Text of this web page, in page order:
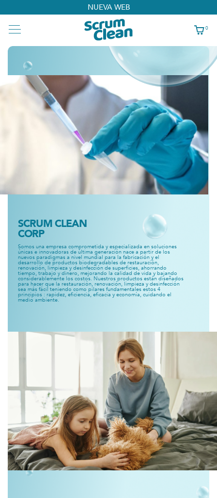
NUEVA WEB
0
SCRUM CLEAN
CORP
Somos una empresa comprometida y especializada en soluciones
únicas e innovadoras de última generación nace a partir de los
nuevos paradigmas a nivel mundial para la fabricación y el
desarrollo de productos biodegradables de restauración,
renovación, limpieza y desinfección de superficies, ahorrando
tiempo, trabajo y dinero, mejorando la calidad de vida y bajando
considerablemente los costos. Nuestros productos están diseñados
para hacer que la restauración, renovación, limpieza y desinfección
sea más fácil teniendo como pilares fundamentales estos 4
principios : rapidez, eficiencia, eficacia y economía, cuidando el
medio ambiente.